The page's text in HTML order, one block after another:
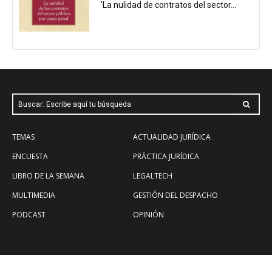
'La nulidad de contratos del sector...
Buscar: Escribe aquí tu búsqueda
TEMAS
ENCUESTA
LIBRO DE LA SEMANA
MULTIMEDIA
PODCAST
ACTUALIDAD JURÍDICA
PRÁCTICA JURÍDICA
LEGALTECH
GESTIÓN DEL DESPACHO
OPINIÓN